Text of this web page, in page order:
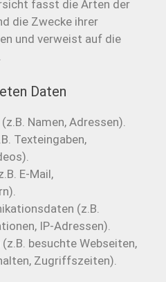
fasst die Arten der
die Zwecke ihrer
und verweist auf die
Daten
Namen, Adressen).
Texteingaben,
E-Mail,
(z.B.
IP-Adressen).
besuchte Webseiten,
Zugriffszeiten).